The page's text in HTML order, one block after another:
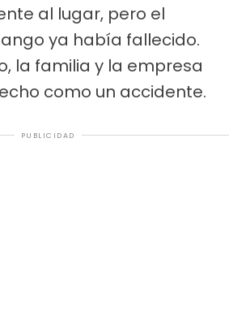
al lugar, pero el
ya había fallecido.
la familia y la empresa
como un accidente.
PUBLICIDAD